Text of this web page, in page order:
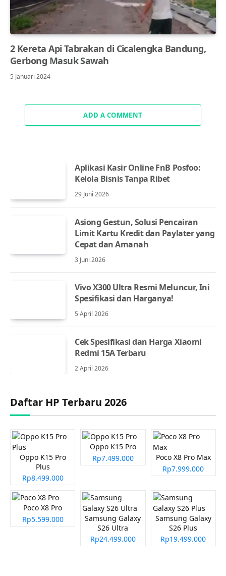
2 Kereta Api Tabrakan di Cicalengka Bandung,
Gerbong Masuk Sawah
5 Januari 2024
ADD A COMMENT
Aplikasi Kasir Online FnB Posfoo:
Kelola Bisnis Tanpa Ribet
29 Juni 2026
Asiong Gestun, Solusi Pencairan
Limit Kartu Kredit dan Paylater yang
Cepat dan Amanah
3 Juni 2026
Vivo X300 Ultra Resmi Meluncur, Ini
Spesifikasi dan Harganya!
5 April 2026
Cek Spesifikasi dan Harga Xiaomi
Redmi 15A Terbaru
2 April 2026
Daftar HP Terbaru 2026
Oppo K15 Pro
Plus
Rp8.499.000
Oppo K15 Pro
Rp7.499.000
Poco X8 Pro Max
Rp7.999.000
Poco X8 Pro
Rp5.599.000
Samsung Galaxy
S26 Ultra
Rp24.499.000
Samsung Galaxy
S26 Plus
Rp19.499.000